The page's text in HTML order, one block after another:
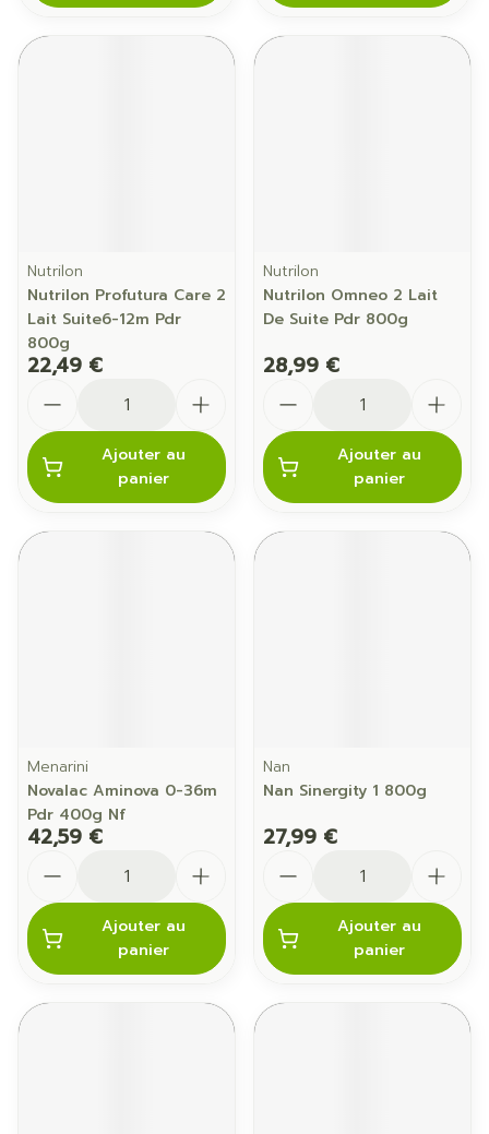
Nutrilon
Nutrilon Profutura Care 2
Lait Suite6-12m Pdr
800g
22,49 €
Ajouter au
panier
Nutrilon
Nutrilon Omneo 2 Lait
De Suite Pdr 800g
28,99 €
Ajouter au
panier
Menarini
Novalac Aminova 0-36m
Pdr 400g Nf
42,59 €
Ajouter au
panier
Nan
Nan Sinergity 1 800g
27,99 €
Ajouter au
panier